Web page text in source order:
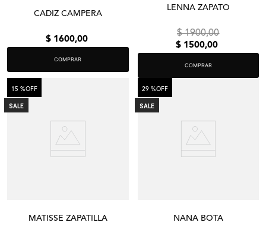
CADIZ CAMPERA
$ 1600,00
COMPRAR
LENNA ZAPATO
$ 1900,00
$ 1500,00
COMPRAR
MATISSE ZAPATILLA
SALE
15 %OFF
NANA BOTA
SALE
29 %OFF